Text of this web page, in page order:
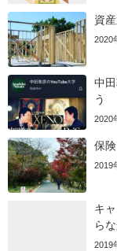
資
2020
中
う
2020
保
2019
キ
ら
2019